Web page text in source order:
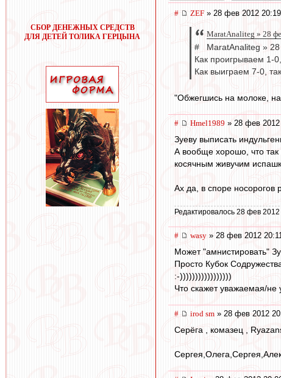
СБОР ДЕНЕЖНЫХ СРЕДСТВ
ДЛЯ ДЕТЕЙ ТОЛИКА ГЕРЦЫНА
# ZEF » 28 фев 2012 20:19
MaratAnaliteg » 28
# MaratAnaliteg »
Как проигрываем 1-
Как выиграем 7-0,
"Обжегшись на молоке,
# Hmel1989 » 28 фев 2012
Зуеву выписать
А вообще хорошо, что
косячным живучим
Ах да, в споре носорогов
Редактировалось 28 фев
# wasy » 28 фев 2012
Может "амнистировать"
Просто Кубок
:-)))))))))))))))))
Что скажет уважаемая/
# irod sm » 28 фев 2012
Серёга , комазец ,